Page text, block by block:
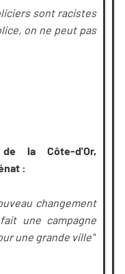
sont racistes
on ne peut pas
la Côte-d'Or,
:
changement
une campagne
une grande ville"